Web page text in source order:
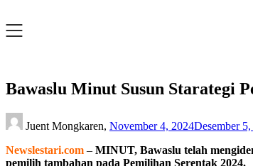
Bawaslu Minut Susun Starategi
Juent Mongkaren, November 4, 2024Desember
Newslestari.com – MINUT, Bawaslu telah
pemilih tambahan pada Pemilihan Serentak 2024.